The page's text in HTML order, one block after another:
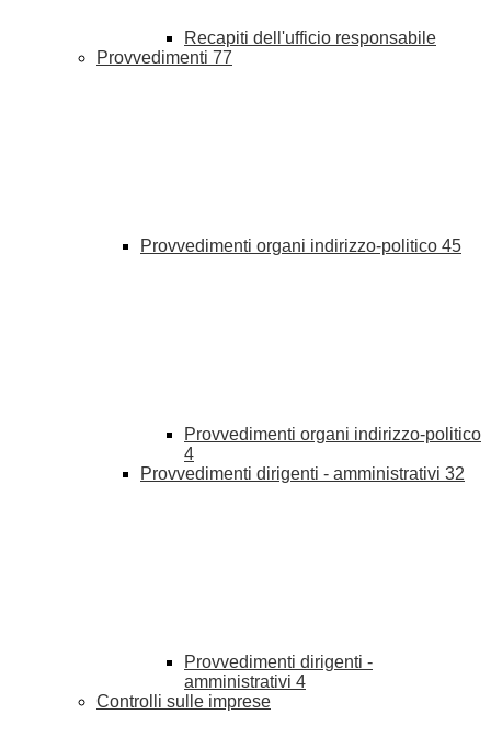
Recapiti dell'ufficio responsabile
Provvedimenti 77
Provvedimenti organi indirizzo-politico 45
Provvedimenti organi indirizzo-politico
4
Provvedimenti dirigenti - amministrativi 32
Provvedimenti dirigenti -
amministrativi 4
Controlli sulle imprese